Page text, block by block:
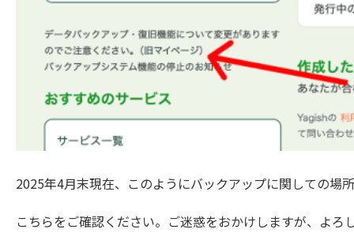
2025年4月末現在、このようにバックアップに関しての場
こちらをご確認ください。ご迷惑をおかけしますが、よろ